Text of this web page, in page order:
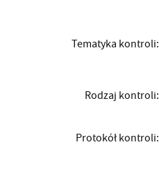
Tematyka kontroli:
Rodzaj kontroli:
Protokół kontroli: